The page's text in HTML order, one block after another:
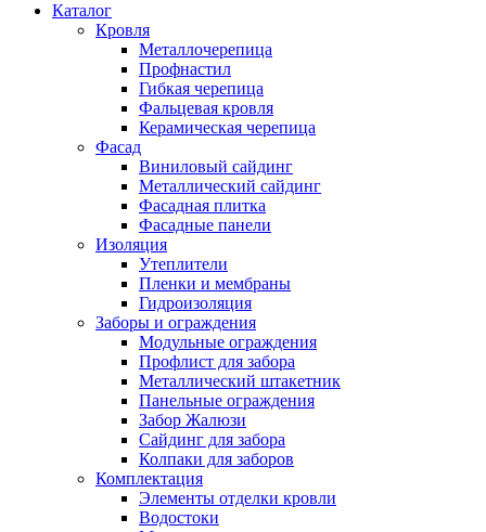
Каталог
Кровля
Металлочерепица
Профнастил
Гибкая черепица
Фальцевая кровля
Керамическая черепица
Фасад
Виниловый сайдинг
Металлический сайдинг
Фасадная плитка
Фасадные панели
Изоляция
Утеплители
Пленки и мембраны
Гидроизоляция
Заборы и ограждения
Модульные ограждения
Профлист для забора
Металлический штакетник
Панельные ограждения
Забор Жалюзи
Сайдинг для забора
Колпаки для заборов
Комплектация
Элементы отделки кровли
Водостоки